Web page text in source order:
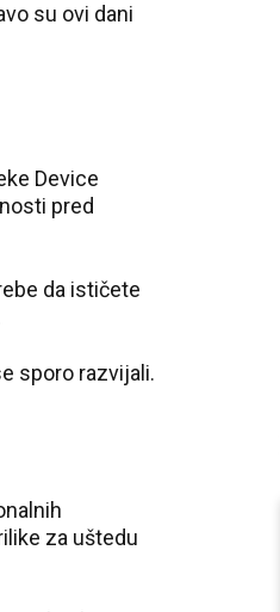
su ovi dani
Device
pred
da ističete
sporo razvijali.
za uštedu
33 °C